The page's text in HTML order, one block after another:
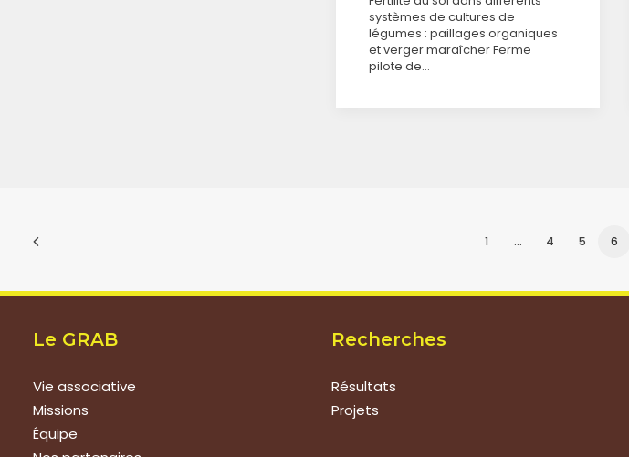
systèmes de cultures de
légumes : paillages organiques
et verger maraîcher Ferme
pilote de…
1 … 4 5 6
Le GRAB
Vie associative
Missions
Équipe
Recherches
Résultats
Projets